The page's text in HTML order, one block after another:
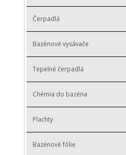
Čerpadlá
Bazénové vysávače
Tepelné čerpadlá
Chémia do bazéna
Plachty
Bazénové fólie